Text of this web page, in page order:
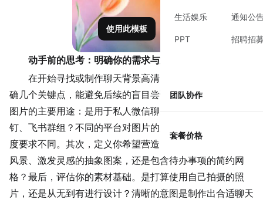
生活娱乐
PPT
通知公
招聘招
团队协作
套餐价格
使用此模板
动手前的思考：明确你的需求与方向
在开始寻找或制作聊天背景高清图片之前，花几分钟明
确几个关键点，能避免后续的盲目尝试。首先，想清楚这张
图片的主要用途：是用于私人微信聊天，还是团队协作的钉
钉、飞书群组？不同的平台对图片的尺寸、比例和视觉干扰
度要求不同。其次，定义你希望营造的氛围。是宁静治愈的
风景、激发灵感的抽象图案，还是包含待办事项的简约网
格？最后，评估你的素材基础。是打算使用自己拍摄的照
片，还是从无到有进行设计？清晰的意图是制作出合适聊天